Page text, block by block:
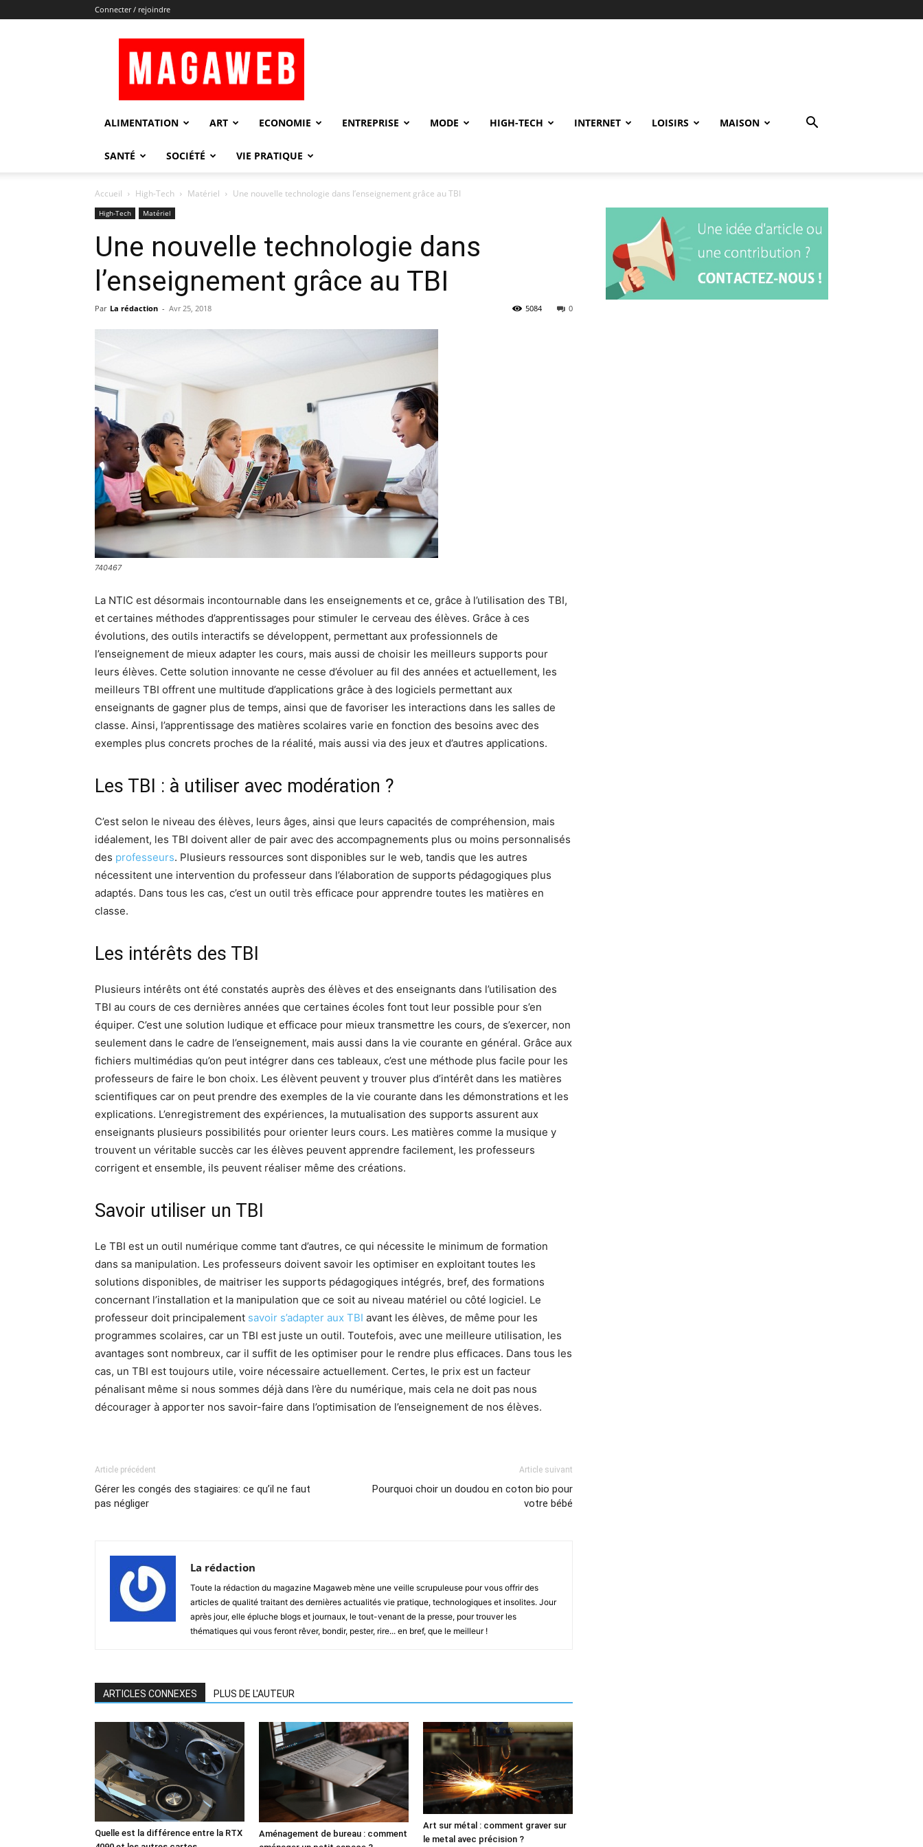
Connecter / rejoindre
ALIMENTATION ART ECONOMIE ENTREPRISE MODE HIGH-TECH INTERNET LOISIRS MAISON
SANTÉ SOCIÉTÉ VIE PRATIQUE
Accueil High-Tech Matériel Une nouvelle technologie dans l’enseignement grâce au TBI
High-Tech Matériel
Une nouvelle technologie dans
l’enseignement grâce au TBI
Par La rédaction - Avr 25, 2018 0
5084
740467
La NTIC est désormais incontournable dans les enseignements et ce, grâce à l’utilisation des TBI,
et certaines méthodes d’apprentissages pour stimuler le cerveau des élèves. Grâce à ces
évolutions, des outils interactifs se développent, permettant aux professionnels de
l’enseignement de mieux adapter les cours, mais aussi de choisir les meilleurs supports pour
leurs élèves. Cette solution innovante ne cesse d’évoluer au fil des années et actuellement, les
meilleurs TBI offrent une multitude d’applications grâce à des logiciels permettant aux
enseignants de gagner plus de temps, ainsi que de favoriser les interactions dans les salles de
classe. Ainsi, l’apprentissage des matières scolaires varie en fonction des besoins avec des
exemples plus concrets proches de la réalité, mais aussi via des jeux et d’autres applications.
Les TBI : à utiliser avec modération ?
C’est selon le niveau des élèves, leurs âges, ainsi que leurs capacités de compréhension, mais
idéalement, les TBI doivent aller de pair avec des accompagnements plus ou moins personnalisés
des professeurs. Plusieurs ressources sont disponibles sur le web, tandis que les autres
nécessitent une intervention du professeur dans l’élaboration de supports pédagogiques plus
adaptés. Dans tous les cas, c’est un outil très efficace pour apprendre toutes les matières en
classe.
Les intérêts des TBI
Plusieurs intérêts ont été constatés auprès des élèves et des enseignants dans l’utilisation des
TBI au cours de ces dernières années que certaines écoles font tout leur possible pour s’en
équiper. C’est une solution ludique et efficace pour mieux transmettre les cours, de s’exercer, non
seulement dans le cadre de l’enseignement, mais aussi dans la vie courante en général. Grâce aux
fichiers multimédias qu’on peut intégrer dans ces tableaux, c’est une méthode plus facile pour les
professeurs de faire le bon choix. Les élèvent peuvent y trouver plus d’intérêt dans les matières
scientifiques car on peut prendre des exemples de la vie courante dans les démonstrations et les
explications. L’enregistrement des expériences, la mutualisation des supports assurent aux
enseignants plusieurs possibilités pour orienter leurs cours. Les matières comme la musique y
trouvent un véritable succès car les élèves peuvent apprendre facilement, les professeurs
corrigent et ensemble, ils peuvent réaliser même des créations.
Savoir utiliser un TBI
Le TBI est un outil numérique comme tant d’autres, ce qui nécessite le minimum de formation
dans sa manipulation. Les professeurs doivent savoir les optimiser en exploitant toutes les
solutions disponibles, de maitriser les supports pédagogiques intégrés, bref, des formations
concernant l’installation et la manipulation que ce soit au niveau matériel ou côté logiciel. Le
professeur doit principalement savoir s’adapter aux TBI avant les élèves, de même pour les
programmes scolaires, car un TBI est juste un outil. Toutefois, avec une meilleure utilisation, les
avantages sont nombreux, car il suffit de les optimiser pour le rendre plus efficaces. Dans tous les
cas, un TBI est toujours utile, voire nécessaire actuellement. Certes, le prix est un facteur
pénalisant même si nous sommes déjà dans l’ère du numérique, mais cela ne doit pas nous
décourager à apporter nos savoir-faire dans l’optimisation de l’enseignement de nos élèves.
Article précédent
Gérer les congés des stagiaires: ce qu’il ne faut
pas négliger
Article suivant
Pourquoi choir un doudou en coton bio pour
votre bébé
La rédaction
Toute la rédaction du magazine Magaweb mène une veille scrupuleuse pour vous offrir des
articles de qualité traitant des dernières actualités vie pratique, technologiques et insolites. Jour
après jour, elle épluche blogs et journaux, le tout-venant de la presse, pour trouver les
thématiques qui vous feront rêver, bondir, pester, rire... en bref, que le meilleur !
ARTICLES CONNEXES PLUS DE L'AUTEUR
Quelle est la différence entre la RTX
Aménagement de bureau : comment
Art sur métal : comment graver sur
le metal avec précision ?